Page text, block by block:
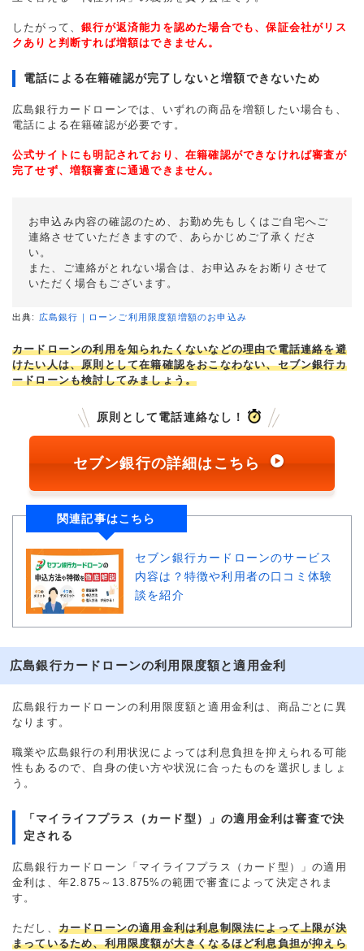
したがって、銀行が返済能力を認めた場合でも、保証会社がリス
クありと判断すれば増額はできません。
電話による在籍確認が完了しないと増額できないため
広島銀行カードローンでは、いずれの商品を増額したい場合も、
電話による在籍確認が必要です。
公式サイトにも明記されており、在籍確認ができなければ審査が
完了せず、増額審査に通過できません。
お申込み内容の確認のため、お勤め先もしくはご自宅へご
連絡させていただきますので、あらかじめご了承くださ
い。
また、ご連絡がとれない場合は、お申込みをお断りさせて
いただく場合もございます。
出典: 広島銀行｜ローンご利用限度額増額のお申込み
カードローンの利用を知られたくないなどの理由で電話連絡を避
けたい人は、原則として在籍確認をおこなわない、セブン銀行カ
ードローンも検討してみましょう。
原則として電話連絡なし！
セブン銀行の詳細はこちら
関連記事はこちら
セブン銀行カードローンのサービス
内容は？特徴や利用者の口コミ体験
談を紹介
広島銀行カードローンの利用限度額と適用金利
広島銀行カードローンの利用限度額と適用金利は、商品ごとに異
なります。
職業や広島銀行の利用状況によっては利息負担を抑えられる可能
性もあるので、自身の使い方や状況に合ったものを選択しましょ
う。
「マイライフプラス（カード型）」の適用金利は審査で決
定される
広島銀行カードローン「マイライフプラス（カード型）」の適用
金利は、年2.875～13.875%の範囲で審査によって決定されま
す。
ただし、 カードローンの適用金利は利息制限法によって上限が決
まっているため、利用限度額が大きくなるほど利息負担が抑えら